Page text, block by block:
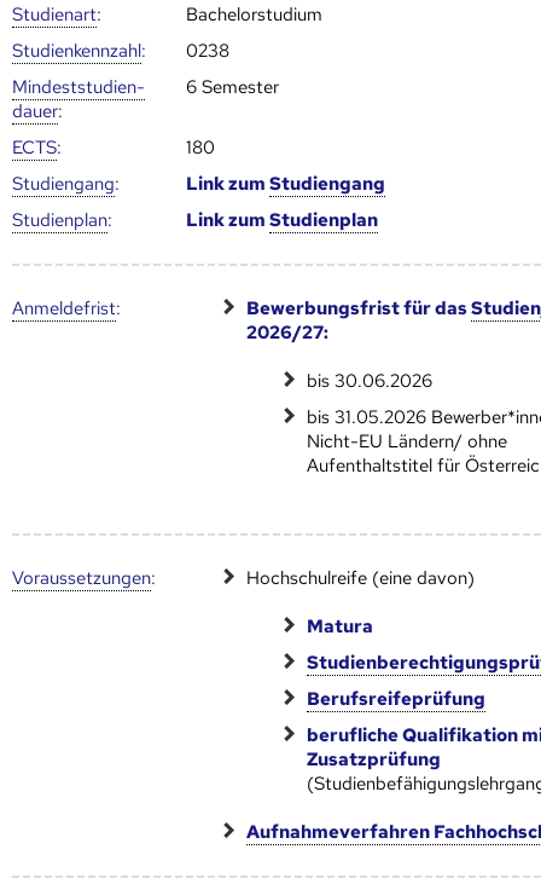
Studienart:
Bachelorstudium
Studien­kenn­zahl:
0238
Mindest­studien­
dauer:
6 Semester
ECTS:
180
Studien­gang: Link zumStudien­gang
Studien­plan: Link zumStudien­plan
Anmelde­frist: Bewerbungsfrist für das
2026/27:
bis 30.06.2026
bis 31.05.2026
Nicht-EU Ländern/ ohne
Aufenthaltstitel für
Voraus­setzungen: Hochschulreife (eine davon)
Matura
Berufsreifeprüfung
berufliche Qualifikation
Zusatzprüfung
Aufnahmeverfahren